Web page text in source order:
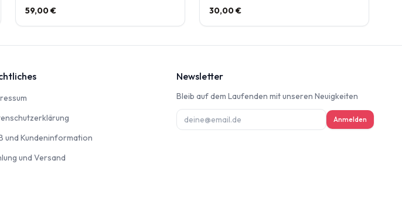
59,00 € 30,00 €
Impressum
Datenschutzerklärung
und KundeninformationAGB und Kundeninformation
und VersandZahlung und Versand
Newsletter
Bleib auf dem Laufenden mit unseren Neuigkeiten
Anmelden